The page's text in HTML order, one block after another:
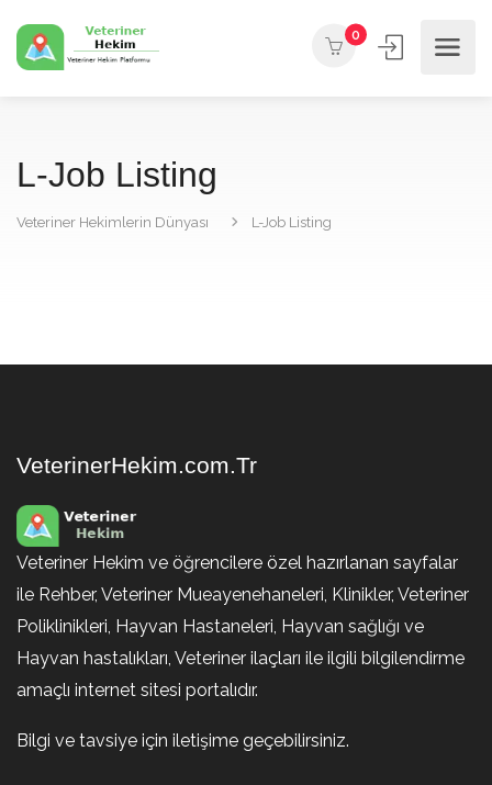
0
L-Job Listing
Veteriner Hekimlerin Dünyası L-Job Listing
VeterinerHekim.com.Tr
Veteriner Hekim ve öğrencilere özel hazırlanan sayfalar
ile Rehber, Veteriner Mueayenehaneleri, Klinikler, Veteriner
Poliklinikleri, Hayvan Hastaneleri, Hayvan sağlığı ve
Hayvan hastalıkları, Veteriner ilaçları ile ilgili bilgilendirme
amaçlı internet sitesi portalıdır.
Bilgi ve tavsiye için iletişime geçebilirsiniz.